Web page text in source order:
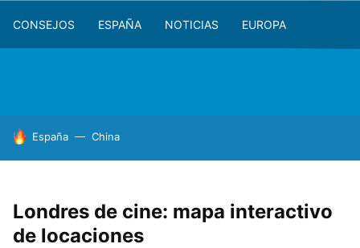
CONSEJOS ESPAÑA NOTICIAS EUROPA
HOY SE HABLA DE
España China
Londres de cine: mapa interactivo
de locaciones